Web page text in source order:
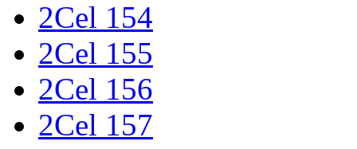
2Cel 154
2Cel 155
2Cel 156
2Cel 157